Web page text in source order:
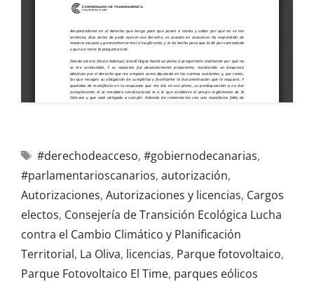
#derechodeacceso, #gobiernodecanarias,
#parlamentarioscanarios, autorización,
Autorizaciones, Autorizaciones y licencias, Cargos
electos, Consejería de Transición Ecológica Lucha
contra el Cambio Climático y Planificación
Territorial, La Oliva, licencias, Parque fotovoltaico,
Parque Fotovoltaico El Time, parques eólicos